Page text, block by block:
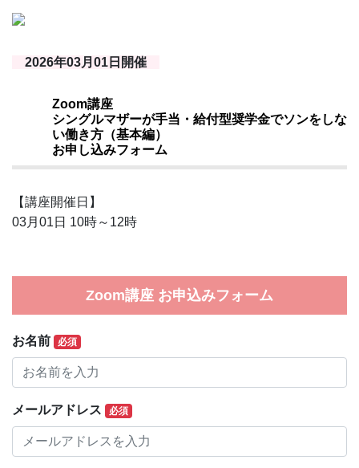
2026年03月01日開催
Zoom講座
シングルマザーが手当・給付型奨学金でソンをしな
い働き方（基本編）
お申し込みフォーム
【講座開催日】
03月01日 10時～12時
Zoom講座 お申込みフォーム
お名前 必須
メールアドレス 必須